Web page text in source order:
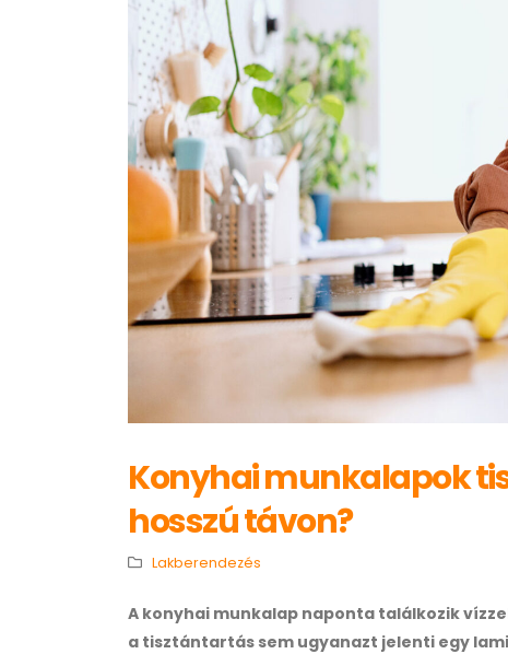
Konyhai munkalapok
hosszú távon?
Lakberendezés
A konyhai munkalap naponta találkozik
a tisztántartás sem ugyanazt jelenti egy